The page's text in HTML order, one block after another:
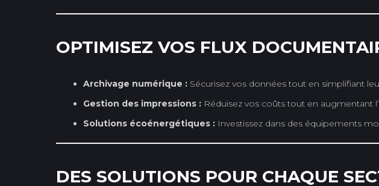
OPTIMISEZ VOS FLUX
Archivage numérique : Sécurisez vos données tout en simplifiant
Gestion des impressions : Réduisez vos coûts tout en augmentant
Solutions écoénergétiques : Investissez dans des équipements
DES SOLUTIONS POUR CHAQUE